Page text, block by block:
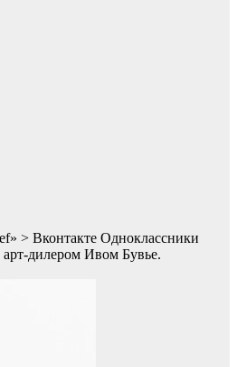
> Вконтакте Одноклассники
дилером Ивом Бувье.